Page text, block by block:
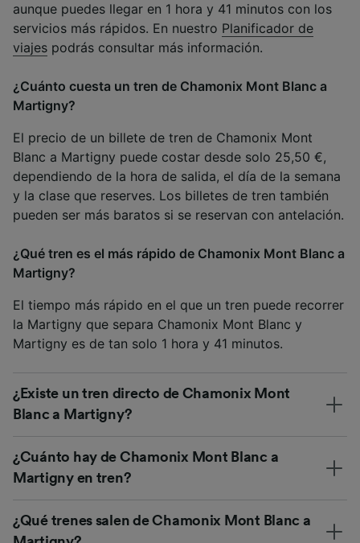
aunque puedes llegar en 1 hora y 41 minutos con los
servicios más rápidos. En nuestro Planificador de
viajes podrás consultar más información.
¿Cuánto cuesta un tren de Chamonix Mont Blanc a
Martigny?
El precio de un billete de tren de Chamonix Mont
Blanc a Martigny puede costar desde solo 25,50 €,
dependiendo de la hora de salida, el día de la semana
y la clase que reserves. Los billetes de tren también
pueden ser más baratos si se reservan con antelación.
¿Qué tren es el más rápido de Chamonix Mont Blanc a
Martigny?
El tiempo más rápido en el que un tren puede recorrer
la Martigny que separa Chamonix Mont Blanc y
Martigny es de tan solo 1 hora y 41 minutos.
¿Existe un tren directo de Chamonix Mont
Blanc a Martigny?
¿Cuánto hay de Chamonix Mont Blanc a
Martigny en tren?
¿Qué trenes salen de Chamonix Mont Blanc a